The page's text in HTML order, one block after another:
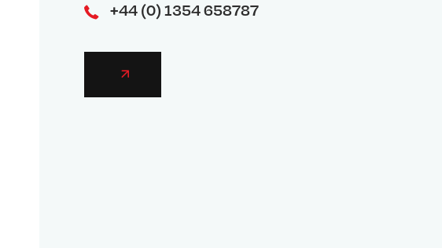
+44 (0) 1354 658787